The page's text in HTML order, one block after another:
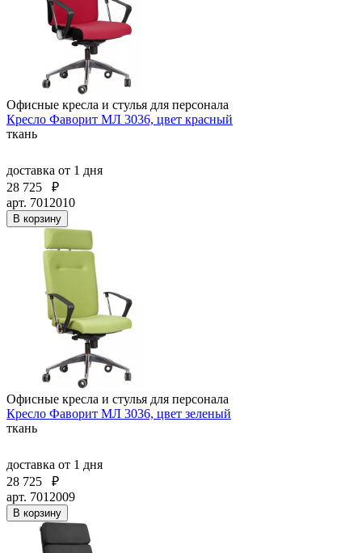
Офисные кресла и стулья для персонала
Кресло Фаворит МЛ 3036, цвет красный
ткань
доставка от 1 дня
28 725
₽
арт. 7012010
В корзину
Офисные кресла и стулья для персонала
Кресло Фаворит МЛ 3036, цвет зеленый
ткань
доставка от 1 дня
28 725
₽
арт. 7012009
В корзину